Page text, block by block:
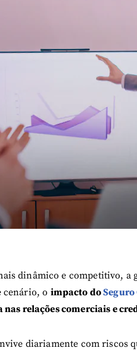
dinâmico e competitivo,
cenário, o impacto do
relações comerciais e
diariamente com riscos